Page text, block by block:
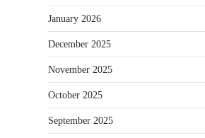
January 2026
December 2025
November 2025
October 2025
September 2025